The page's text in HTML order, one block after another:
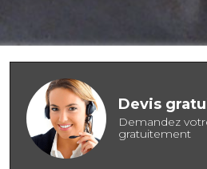
Devis
Demandez
gratuitement